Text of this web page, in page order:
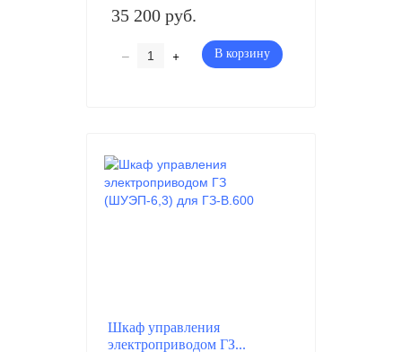
35 200 руб.
– + В корзину
Шкаф управления
электроприводом ГЗ...